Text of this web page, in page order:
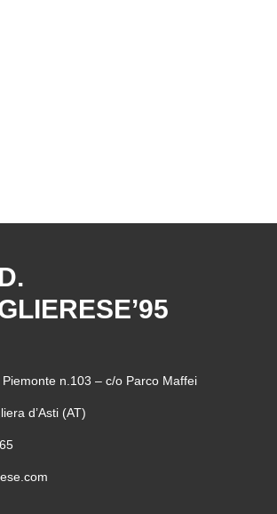
n.103 – c/o Parco Maffei
d’Asti (AT)